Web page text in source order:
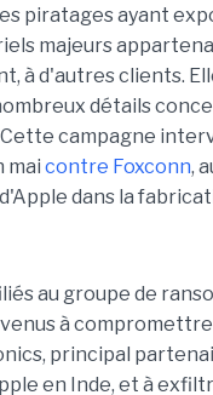
piratages ayant
majeurs
à d'autres clients.
détails
Cette campagne
mai contre Foxconn,
dans la
au groupe de
à
principal
en Inde, et à